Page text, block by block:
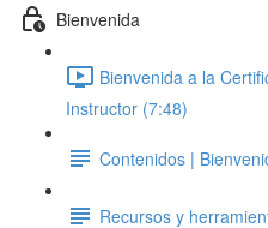
Bienvenida
Bienvenida a la
Instructor (7:48)
Contenidos |
Recursos y